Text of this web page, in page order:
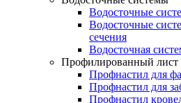
Водосточные
Водосточные
сечения
Водосточная
Профилированный лист
Профнастил для
Профнастил для
Профнастил